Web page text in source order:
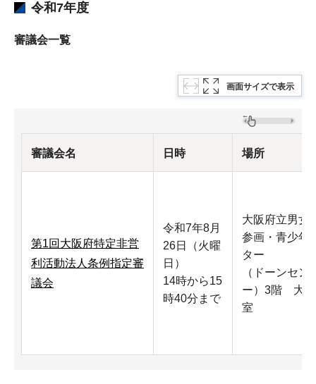
令和7年度
審議会一覧
画面サイズで表示
審議会名 日時 場所
第1回大阪府特定非営
利活動法人条例指定審
議会
令和7年8月
26日（火曜
日）
14時から15
時40分まで
大阪府立男女
参画・青少年
ター
（ドーンセン
ー）3階 大
室